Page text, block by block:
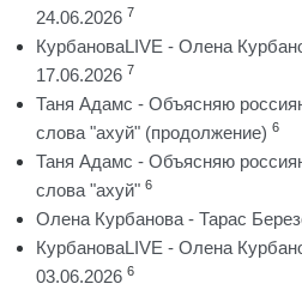
24.06.2026 7
КурбановаLIVE - Олена
17.06.2026 7
Таня Адамс - Объясняю
слова "ахуй" (продолжение) 6
Таня Адамс - Объясняю
слова "ахуй" 6
Олена Курбанова - Тарас
КурбановаLIVE - Олена
03.06.2026 6